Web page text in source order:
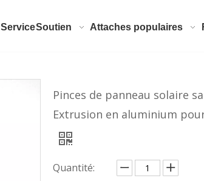
ServiceSoutien Attaches populaires
Pinces de panneau solaire
Extrusion en aluminium
Quantité: